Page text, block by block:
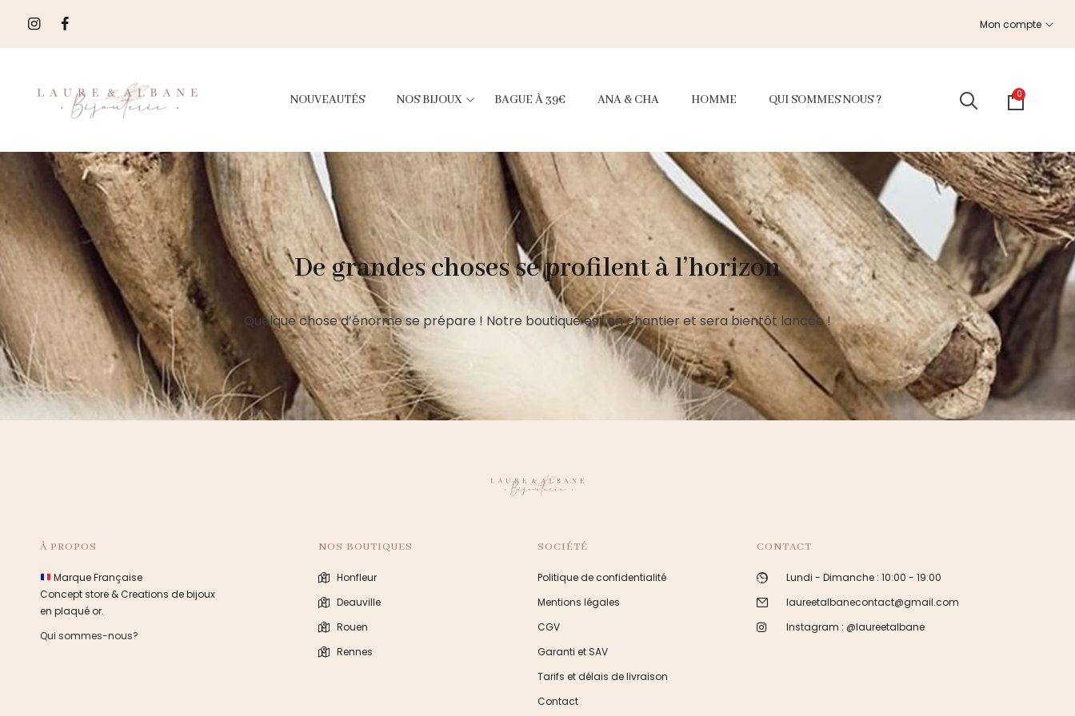
Mon compte
NOUVEAUTÉS NOS BIJOUX BAGUE À 39€ ANA & CHA HOMME QUI SOMMES NOUS ? 0
De grandes choses se profilent à l’horizon
Quelque chose d’énorme se prépare ! Notre boutique est en chantier et sera bientôt lancée !
À PROPOS
Marque Française
Concept store & Creations de bijoux
en plaqué or.
Qui sommes-nous?
NOS BOUTIQUES
Honfleur
Deauville
Rouen
Rennes
SOCIÉTÉ
Politique de confidentialité
Mentions légales
CGV
Garanti et SAV
Tarifs et délais de livraison
Contact
CONTACT
Lundi - Dimanche : 10:00 - 19:00
laureetalbanecontact@gmail.com
Instagram : @laureetalbane